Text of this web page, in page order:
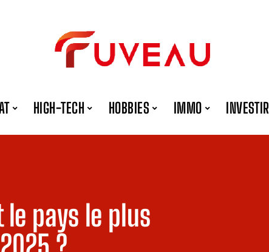
HIGH-TECH HOBBIES IMMO INVESTIR
le pays le plus